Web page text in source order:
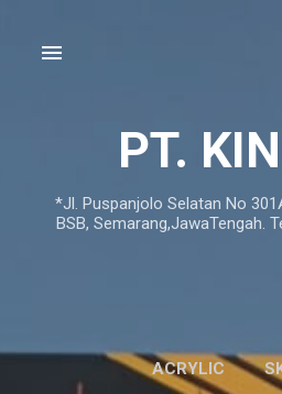
PT.
*Jl. Puspanjolo Selatan No
BSB, Semarang,JawaTengah.
ACRYLIC